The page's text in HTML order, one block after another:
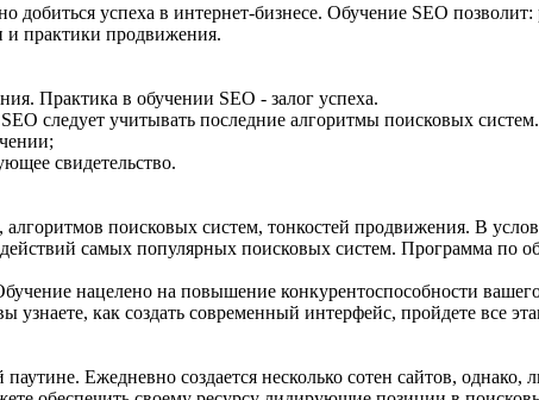
успеха в интернет-бизнесе. Обучение SEO позволит:
и практики продвижения.
Практика в обучении SEO - залог успеха.
следует учитывать последние алгоритмы поисковых систем.
свидетельство.
поисковых систем, тонкостей продвижения. В
самых популярных поисковых систем. Программа по
нацелено на повышение конкурентоспособности
как создать современный интерфейс, пройдете все
Ежедневно создается несколько сотен сайтов, однако,